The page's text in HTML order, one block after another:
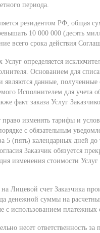
периода.
резидентом РФ, общая
10 000 000 (десять
всего срока действия
определяется
Основанием для
являются данные,
Исполнителем для учета
факт заказа Услуг
изменять тарифы и
с обязательным
5 (пять) календарных дней до
Заказчик обязуется
изменения стоимости
Лицевой счет Заказчика
денежной суммы на
с использованием платежных
несет ответственность за